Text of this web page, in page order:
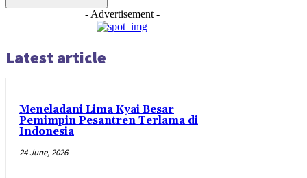
- Advertisement -
Latest article
Meneladani Lima Kyai Besar
Pemimpin Pesantren Terlama di
Indonesia
24 June, 2026